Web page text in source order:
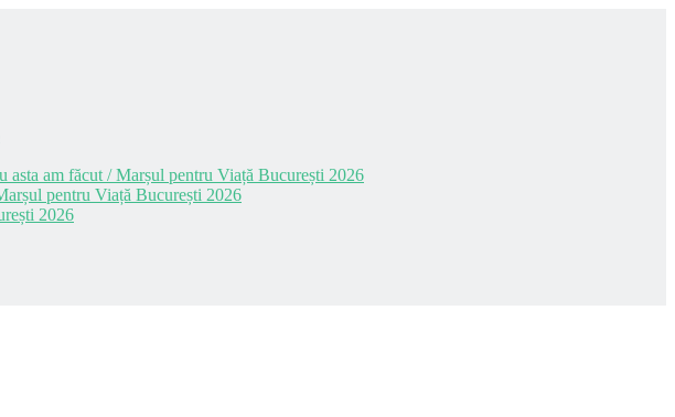
asta am făcut / Marșul pentru Viață București 2026
pentru Viață București 2026
2026